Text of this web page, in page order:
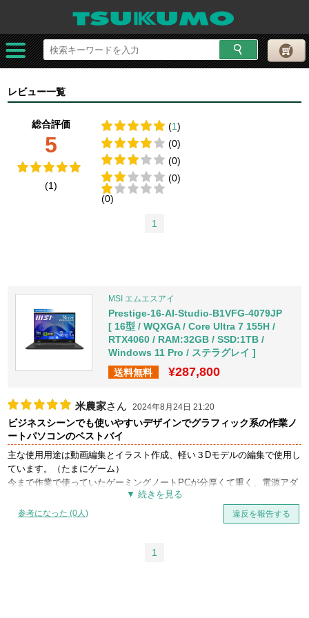
レビュー一覧
総合評価
5
(1)
(1)
(0)
(0)
(0)
(0)
1
MSI エムエスアイ
Prestige-16-AI-Studio-B1VFG-4079JP
[ 16型 / WQXGA / Core Ultra 7 155H /
RTX4060 / RAM:32GB / SSD:1TB /
Windows 11 Pro / ステラグレイ ]
送料無料
¥287,800
米農家さん 2024年8月24日 21:20
ビジネスシーンでも使いやすいデザインでグラフィック系の作業ノ
ートパソコンのベストバイ
主な使用用途は動画編集とイラスト作成、軽い３Dモデルの編集で使用し
ています。（たまにゲーム）
今まで作業で使っていたゲーミングノートPCが分厚くて重く、電源アダ
プターも大きく重くてノートであるのに持ち運ぶ気になれなかったの
と、仕事で使う機会もあるので、よくあるゲーミングPCのような派手で
本機はシーンを選ばないシンプルなデザインで、仕事で使いやすく
参考になった (0人) 違反を報告する
1